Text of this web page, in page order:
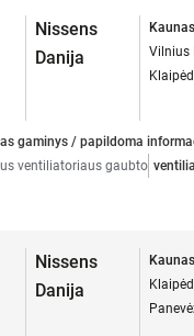
Nissens
Danija
Vilnius
gaminys / papildoma
ventiliatoriaus gaubto
Nissens
Danija